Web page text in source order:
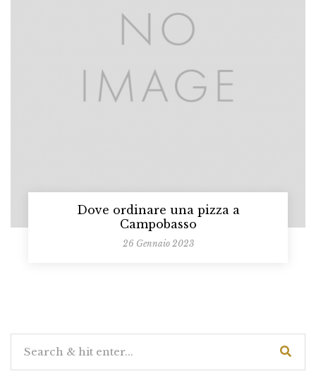
Dove ordinare una pizza a
Campobasso
26 Gennaio 2023